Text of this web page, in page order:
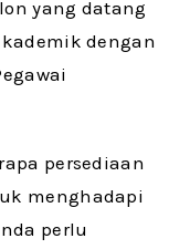
yang datang
dengan
persediaan
menghadapi
perlu